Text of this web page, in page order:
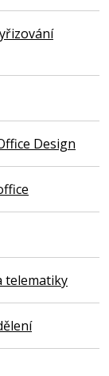
Design
telematiky